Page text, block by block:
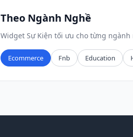
Theo Ngành Nghề
Widget Sự Kiện tối ưu cho từng ngành
Ecommerce Fnb Education